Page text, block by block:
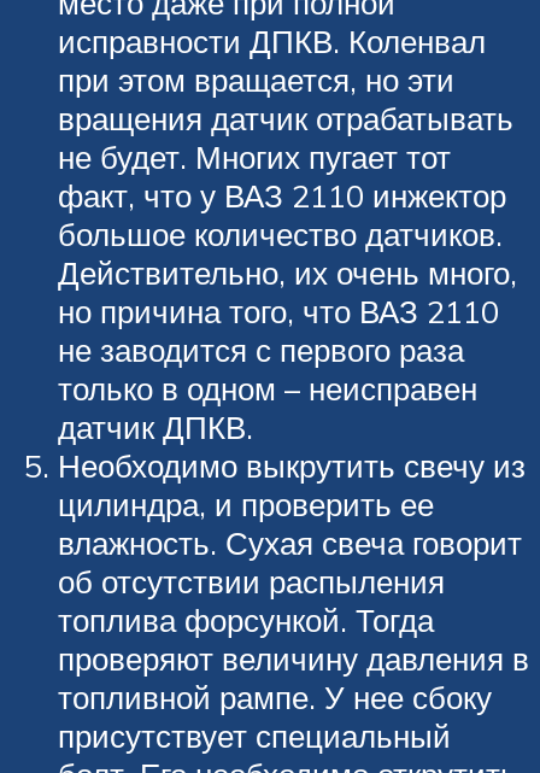
исправности ДПКВ. Коленвал
при этом вращается, но эти
вращения датчик отрабатывать
не будет. Многих пугает тот
факт, что у ВАЗ 2110 инжектор
большое количество датчиков.
Действительно, их очень много,
но причина того, что ВАЗ 2110
не заводится с первого раза
только в одном – неисправен
датчик ДПКВ.
Необходимо выкрутить свечу из
цилиндра, и проверить ее
влажность. Сухая свеча говорит
об отсутствии распыления
топлива форсункой. Тогда
проверяют величину давления в
топливной рампе. У нее сбоку
присутствует специальный